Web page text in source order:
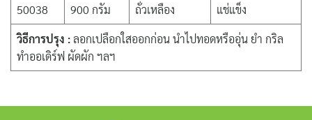
50038
900 กรัม ถั่วเหลือง
แช่แข็ง
วิธีการปรุง :ลอกเปลือกใสออกก่อน นำไปทอดหรืออุ่น ยำ กริล
ทำออเดิร์ฟ ผัดผัก ฯลฯ